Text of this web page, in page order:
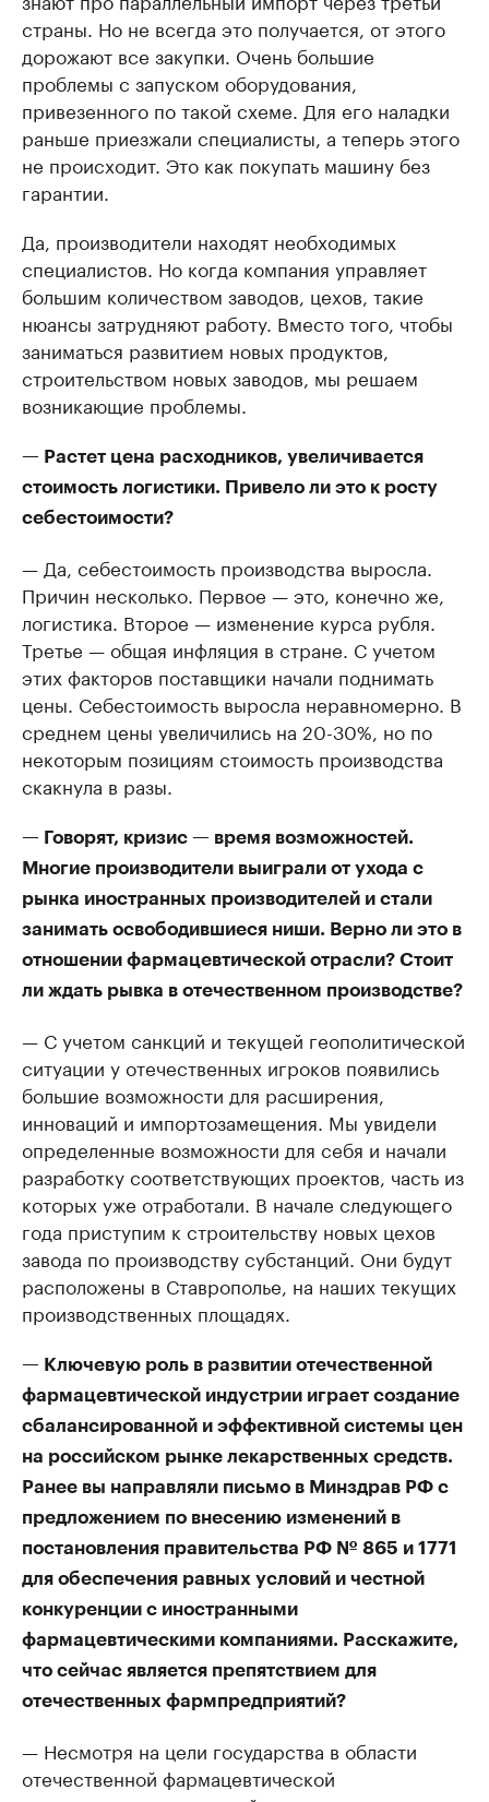
страны. Но не всегда это получается, от этого
дорожают все закупки. Очень большие
проблемы с запуском оборудования,
привезенного по такой схеме. Для его наладки
раньше приезжали специалисты, а теперь этого
не происходит. Это как покупать машину без
гарантии.
Да, производители находят необходимых
специалистов. Но когда компания управляет
большим количеством заводов, цехов, такие
нюансы затрудняют работу. Вместо того, чтобы
заниматься развитием новых продуктов,
строительством новых заводов, мы решаем
возникающие проблемы.
— Растет цена расходников, увеличивается
стоимость логистики. Привело ли это к росту
себестоимости?
— Да, себестоимость производства выросла.
Причин несколько. Первое — это, конечно же,
логистика. Второе — изменение курса рубля.
Третье — общая инфляция в стране. С учетом
этих факторов поставщики начали поднимать
цены. Себестоимость выросла неравномерно. В
среднем цены увеличились на 20-30%, но по
некоторым позициям стоимость производства
скакнула в разы.
— Говорят, кризис — время возможностей.
Многие производители выиграли от ухода с
рынка иностранных производителей и стали
занимать освободившиеся ниши. Верно ли это в
отношении фармацевтической отрасли? Стоит
ли ждать рывка в отечественном производстве?
— С учетом санкций и текущей геополитической
ситуации у отечественных игроков появились
большие возможности для расширения,
инноваций и импортозамещения. Мы увидели
определенные возможности для себя и начали
разработку соответствующих проектов, часть из
которых уже отработали. В начале следующего
года приступим к строительству новых цехов
завода по производству субстанций. Они будут
расположены в Ставрополье, на наших текущих
производственных площадях.
— Ключевую роль в развитии отечественной
фармацевтической индустрии играет создание
сбалансированной и эффективной системы цен
на российском рынке лекарственных средств.
Ранее вы направляли письмо в Минздрав РФ с
предложением по внесению изменений в
постановления правительства РФ № 865 и 1771
для обеспечения равных условий и честной
конкуренции с иностранными
фармацевтическими компаниями. Расскажите,
что сейчас является препятствием для
отечественных фармпредприятий?
— Несмотря на цели государства в области
отечественной фармацевтической